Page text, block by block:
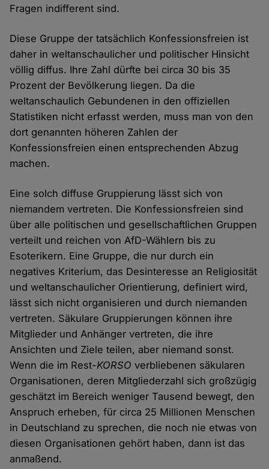
Fragen indifferent sind.
Diese Gruppe der tatsächlich Konfessionsfreien ist
daher in weltanschaulicher und politischer Hinsicht
völlig diffus. Ihre Zahl dürfte bei circa 30 bis 35
Prozent der Bevölkerung liegen. Da die
weltanschaulich Gebundenen in den offiziellen
Statistiken nicht erfasst werden, muss man von den
dort genannten höheren Zahlen der
Konfessionsfreien einen entsprechenden Abzug
machen.
Eine solch diffuse Gruppierung lässt sich von
niemandem vertreten. Die Konfessionsfreien sind
über alle politischen und gesellschaftlichen Gruppen
verteilt und reichen von AfD-Wählern bis zu
Esoterikern. Eine Gruppe, die nur durch ein
negatives Kriterium, das Desinteresse an Religiosität
und weltanschaulicher Orientierung, definiert wird,
lässt sich nicht organisieren und durch niemanden
vertreten. Säkulare Gruppierungen können ihre
Mitglieder und Anhänger vertreten, die ihre
Ansichten und Ziele teilen, aber niemand sonst.
Wenn die im Rest-KORSO verbliebenen säkularen
Organisationen, deren Mitgliederzahl sich großzügig
geschätzt im Bereich weniger Tausend bewegt, den
Anspruch erheben, für circa 25 Millionen Menschen
in Deutschland zu sprechen, die noch nie etwas von
diesen Organisationen gehört haben, dann ist das
anmaßend.